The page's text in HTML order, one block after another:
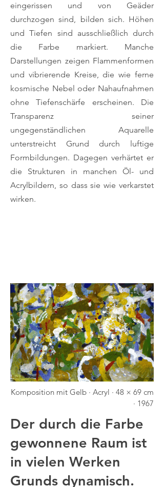
eingerissen und von Geäder
durchzogen sind, bilden sich. Höhen
und Tiefen sind ausschließlich durch
die Farbe markiert. Manche
Darstellungen zeigen Flammenformen
und vibrierende Kreise, die wie ferne
kosmische Nebel oder Nahaufnahmen
ohne Tiefenschärfe erscheinen. Die
Transparenz seiner
ungegenständlichen Aquarelle
unterstreicht Grund durch luftige
Formbildungen. Dagegen verhärtet er
die Strukturen in manchen Öl- und
Acrylbildern, so dass sie wie verkarstet
wirken.
Komposition mit Gelb · Acryl · 48 × 69 cm
· 1967
Der durch die Farbe
gewonnene Raum ist
in vielen Werken
Grunds dynamisch.